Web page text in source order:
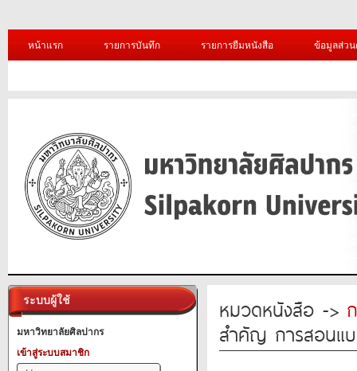
หน้าแรก รายการบันทึก รายการยืมหนังสือ ข้อมูลส่ว
ระบบผู้ใช้
มหาวิทยาลัยศิลปากร
เข้าสู่ระบบสมาชิก
หมวดหนังสือ ->
สำคัญ การสอนแบ